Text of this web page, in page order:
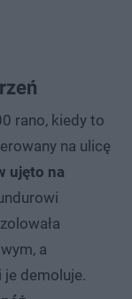
rano, kiedy to
na ulicę
ujęto na
a
je demoluje.